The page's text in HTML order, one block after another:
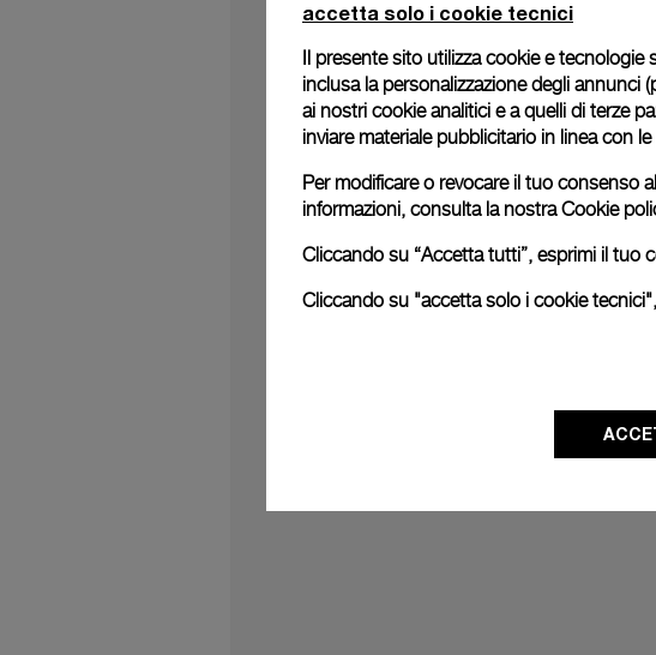
accetta solo i cookie tecnici
Il presente sito utilizza cookie e tecnologie
inclusa la personalizzazione degli annunci
ai nostri cookie analitici e a quelli di terze
inviare materiale pubblicitario in linea con
Per modificare o revocare il tuo consenso
informazioni, consulta la nostraCookie
Cliccando su “Accetta tutti”, esprimi il tuo
Cliccando su "accetta solo i cookie